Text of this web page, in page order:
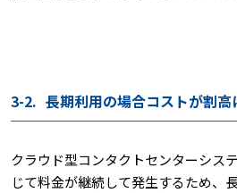
3-2. 長期利用の場合コストが割
クラウド型コンタクトセンターシス
じて料金が継続して発生するため、